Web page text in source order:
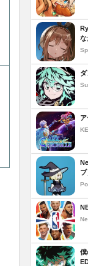
な
ブ
僕